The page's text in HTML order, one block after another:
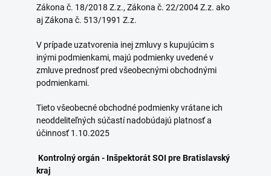
Zákona č. 18/2018 Z.z., Zákona č. 22/2004 Z.z. ako
aj Zákona č. 513/1991 Z.z.
V prípade uzatvorenia inej zmluvy s kupujúcim s
inými podmienkami, majú podmienky uvedené v
zmluve prednosť pred všeobecnými obchodnými
podmienkami.
Tieto všeobecné obchodné podmienky vrátane ich
neoddeliteľných súčastí nadobúdajú platnosť a
účinnosť 1.10.2025
Kontrolný orgán - Inšpektorát SOI pre Bratislavský
kraj